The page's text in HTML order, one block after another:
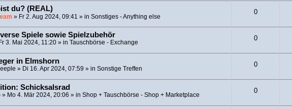
du? (REAL)
» Fr 2. Aug 2024, 09:41 » in Sonstiges - Anything else
0
Spiele sowie Spielzubehör
Fr 3. Mai 2024, 11:20» in Tauschbörse - Exchange
0
in Elmshorn
» Di 16. Apr 2024, 07:59 » in Sonstige Treffen
0
Schicksalsrad
» Mo 4. Mär 2024, 20:06 » in Shop + Tauschbörse - Shop + Marketplace
0